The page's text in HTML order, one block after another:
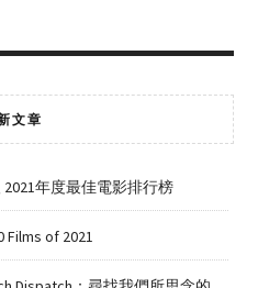
文章
2021年度最佳電影排行榜
Films of 2021